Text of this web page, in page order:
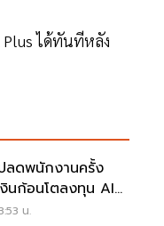
Plus ได้ทันทีหลัง
ลดพนักงานครั้ง
นก้อนโตลงทุน AI
น.